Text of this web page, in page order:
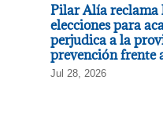
Pilar Alía reclama
elecciones para
perjudica a la
prevención frente
Jul 28, 2026